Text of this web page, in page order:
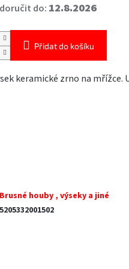
do: 12.8.2026
Přidat do košíku
keramické zrno na mřížce.
Brusné houby , výseky a jiné
5205332001502